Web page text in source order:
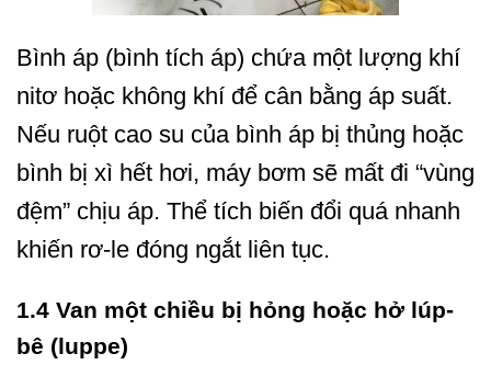
Bình áp (bình tích áp) chứa một lượng khí
nitơ hoặc không khí để cân bằng áp suất.
Nếu ruột cao su của bình áp bị thủng hoặc
bình bị xì hết hơi, máy bơm sẽ mất đi “vùng
đệm” chịu áp. Thể tích biến đổi quá nhanh
khiến rơ-le đóng ngắt liên tục.
1.4 Van một chiều bị hỏng hoặc hở lúp-
bê (luppe)